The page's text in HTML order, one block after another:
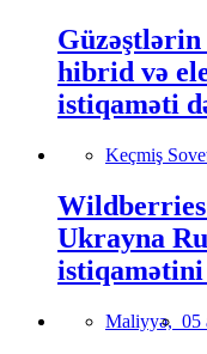
Güzəştlərin
hibrid və
istiqaməti
Keçmiş
Ukrayna
istiqamətini
Maliyyə, 05